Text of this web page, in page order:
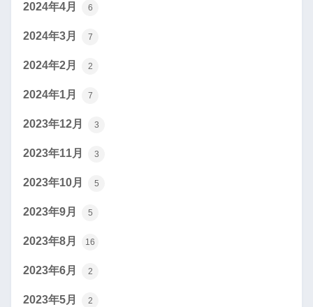
2024年4月 6
2024年3月 7
2024年2月 2
2024年1月 7
2023年12月 3
2023年11月 3
2023年10月 5
2023年9月 5
2023年8月 16
2023年6月 2
2023年5月 2